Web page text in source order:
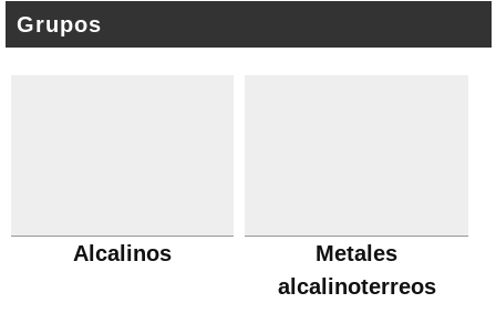
Grupos
Alcalinos
Metales
alcalinoterreos